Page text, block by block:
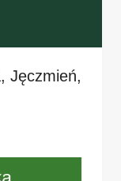
Jęczmień,